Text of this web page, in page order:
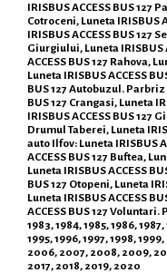
IRISBUS ACCESS BUS 127
Cotroceni, Luneta IRISBUS
IRISBUS ACCESS BUS 127
Giurgiului, Luneta IRISBUS
ACCESS BUS 127 Rahova,
Luneta IRISBUS ACCESS
BUS 127 Autobuzul. Parbriz
BUS 127 Crangasi, Luneta
IRISBUS ACCESS BUS 127
Drumul Taberei, Luneta
auto Ilfov: Luneta IRISBUS
ACCESS BUS 127 Buftea,
Luneta IRISBUS ACCESS
BUS 127 Otopeni, Luneta
Luneta IRISBUS ACCESS
ACCESS BUS 127
1983, 1984, 1985, 1986,
1995, 1996, 1997, 1998,
2006, 2007, 2008, 2009,
2017, 2018, 2019, 2020